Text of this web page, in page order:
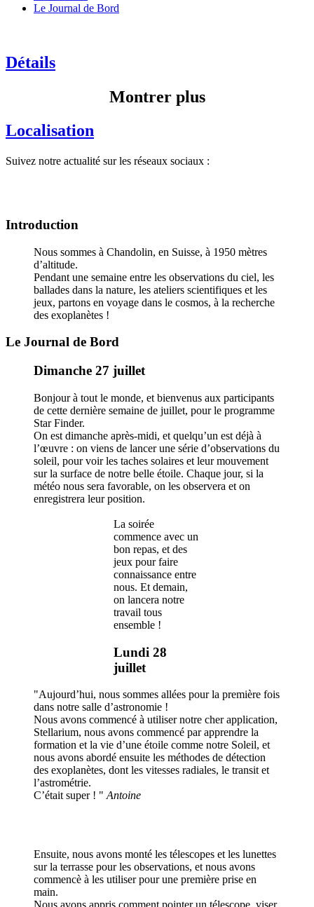
Le Journal de Bord
Détails
Montrer plus
Localisation
Suivez notre actualité sur les réseaux sociaux :
Introduction
Nous sommes à Chandolin, en Suisse, à 1950 mètres
d’altitude.
Pendant une semaine entre les observations du ciel, les
ballades dans la nature, les ateliers scientifiques et les
jeux, partons en voyage dans le cosmos, à la recherche
des exoplanètes !
Le Journal de Bord
Dimanche 27 juillet
Bonjour à tout le monde, et bienvenus aux participants
de cette dernière semaine de juillet, pour le programme
Star Finder.
On est dimanche après-midi, et quelqu’un est déjà à
l’œuvre : on viens de lancer une série d’observations du
soleil, pour voir les taches solaires et leur mouvement
sur la surface de notre belle étoile. Chaque jour, si la
météo nous sera favorable, on les observera et on
enregistrera leur position.
La soirée
commence avec un
bon repas, et des
jeux pour faire
connaissance entre
nous. Et demain,
on lancera notre
travail tous
ensemble !
Lundi 28
juillet
"Aujourd’hui, nous sommes allées pour la première fois
dans notre salle d’astronomie !
Nous avons commencé à utiliser notre cher application,
Stellarium, nous avons commencé par apprendre la
formation et la vie d’une étoile comme notre Soleil, et
nous avons abordé ensuite les méthodes de détection
des exoplanètes, dont les vitesses radiales, le transit et
l’astrométrie.
C’était super ! " Antoine
Ensuite, nous avons monté les télescopes et les lunettes
sur la terrasse pour les observations, et nous avons
commencè à les utiliser pour une première prise en
main.